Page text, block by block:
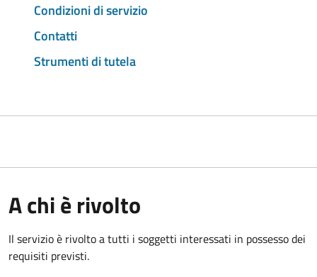
Condizioni di servizio
Contatti
Strumenti di tutela
A chi è rivolto
Il servizio è rivolto a tutti i soggetti interessati in possesso dei
requisiti previsti.